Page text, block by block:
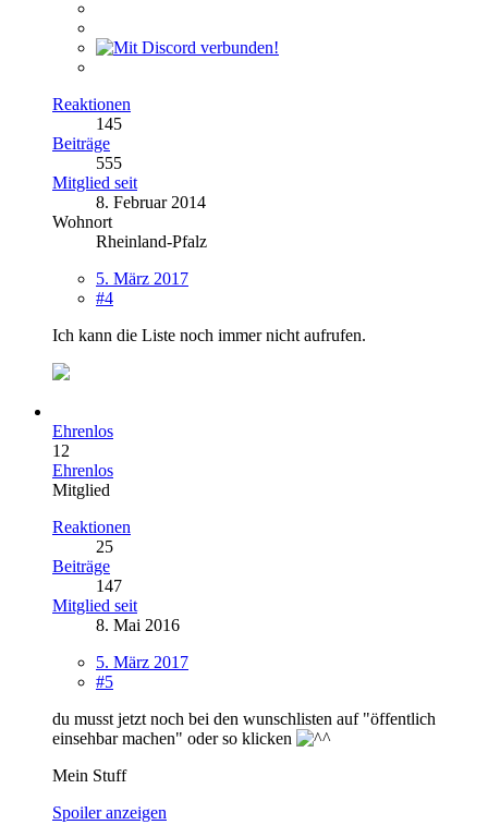
Reaktionen
145
Beiträge
555
Mitglied seit
8. Februar 2014
Wohnort
Rheinland-Pfalz
5. März 2017
#4
Ich kann die Liste noch immer nicht aufrufen.
Ehrenlos
12
Ehrenlos
Mitglied
Reaktionen
25
Beiträge
147
Mitglied seit
8. Mai 2016
5. März 2017
#5
du musst jetzt noch bei den wunschlisten auf "öffentlich
einsehbar machen" oder so klicken
Mein Stuff
Spoiler anzeigen